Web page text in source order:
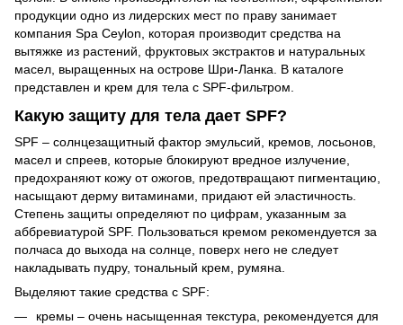
продукции одно из лидерских мест по праву занимает
компания Spa Ceylon, которая производит средства на
вытяжке из растений, фруктовых экстрактов и натуральных
масел, выращенных на острове Шри-Ланка. В каталоге
представлен и крем для тела с SPF-фильтром.
Какую защиту для тела дает SPF?
SPF – солнцезащитный фактор эмульсий, кремов, лосьонов,
масел и спреев, которые блокируют вредное излучение,
предохраняют кожу от ожогов, предотвращают пигментацию,
насыщают дерму витаминами, придают ей эластичность.
Степень защиты определяют по цифрам, указанным за
аббревиатурой SPF. Пользоваться кремом рекомендуется за
полчаса до выхода на солнце, поверх него не следует
накладывать пудру, тональный крем, румяна.
Выделяют такие средства с SPF:
кремы – очень насыщенная текстура, рекомендуется для